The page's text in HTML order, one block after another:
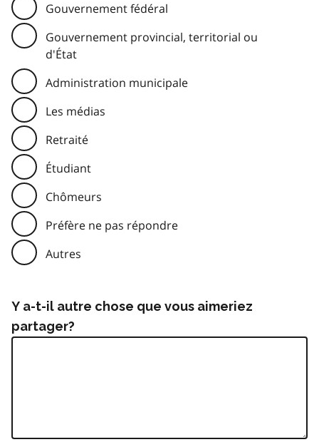
Gouvernement fédéral
Gouvernement provincial, territorial ou
d'État
Administration municipale
Les médias
Retraité
Étudiant
Chômeurs
Préfère ne pas répondre
Autres
Y a-t-il autre chose que vous aimeriez
partager?